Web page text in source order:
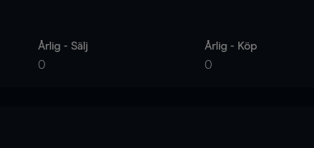
Årlig - Sälj
0
Årlig - Köp
0